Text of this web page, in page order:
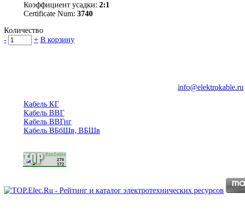
Коэффициент усадки: 2:1
Certificate Num: 3740
Количество
-
+ В корзину
info@elektrokable.ru
Кабель КГ
Кабель ВВГ
Кабель ВВГнг
Кабель ВБбШв, ВБШв